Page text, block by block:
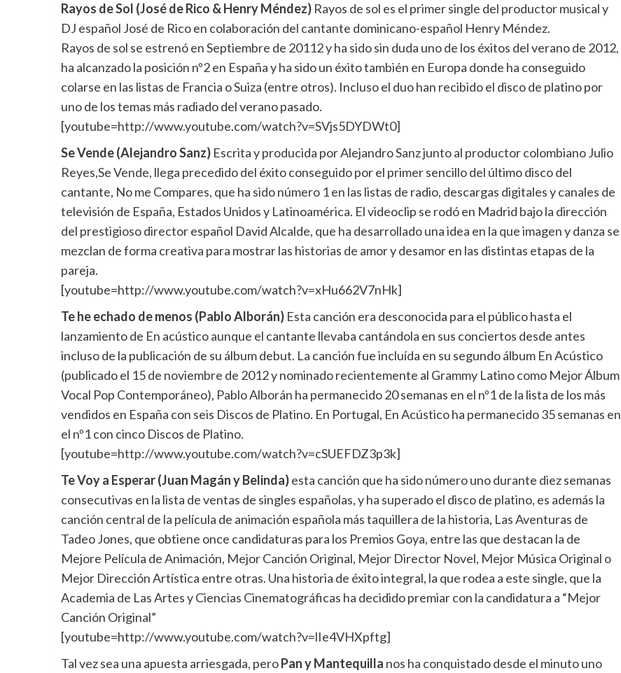
Rayos de Sol (José de Rico & Henry Méndez) Rayos de sol es el primer single del productor musical y
DJ español José de Rico en colaboración del cantante dominicano-español Henry Méndez.
Rayos de sol se estrenó en Septiembre de 20112 y ha sido sin duda uno de los éxitos del verano de 2012,
ha alcanzado la posición nº2 en España y ha sido un éxito también en Europa donde ha conseguido
colarse en las listas de Francia o Suiza (entre otros). Incluso el duo han recibido el disco de platino por
uno de los temas más radiado del verano pasado.
[youtube=http://www.youtube.com/watch?v=SVjs5DYDWt0]
Se Vende (Alejandro Sanz) Escrita y producida por Alejandro Sanz junto al productor colombiano Julio
Reyes,Se Vende, llega precedido del éxito conseguido por el primer sencillo del último disco del
cantante, No me Compares, que ha sido número 1 en las listas de radio, descargas digitales y canales de
televisión de España, Estados Unidos y Latinoamérica. El videoclip se rodó en Madrid bajo la dirección
del prestigioso director español David Alcalde, que ha desarrollado una idea en la que imagen y danza se
mezclan de forma creativa para mostrar las historias de amor y desamor en las distintas etapas de la
pareja.
[youtube=http://www.youtube.com/watch?v=xHu662V7nHk]
Te he echado de menos (Pablo Alborán) Esta canción era desconocida para el público hasta el
lanzamiento de En acústico aunque el cantante llevaba cantándola en sus conciertos desde antes
incluso de la publicación de su álbum debut. La canción fue incluída en su segundo álbum En Acústico
(publicado el 15 de noviembre de 2012 y nominado recientemente al Grammy Latino como Mejor Álbum
Vocal Pop Contemporáneo), Pablo Alborán ha permanecido 20 semanas en el nº1 de la lista de los más
vendidos en España con seis Discos de Platino. En Portugal, En Acústico ha permanecido 35 semanas en
el nº1 con cinco Discos de Platino.
[youtube=http://www.youtube.com/watch?v=cSUEFDZ3p3k]
Te Voy a Esperar (Juan Magán y Belinda)esta canción que ha sido número uno durante diez semanas
consecutivas en la lista de ventas de singles españolas, y ha superado el disco de platino, es además la
canción central de la película de animación española más taquillera de la historia, Las Aventuras de
Tadeo Jones, que obtiene once candidaturas para los Premios Goya, entre las que destacan la de
Mejore Película de Animación, Mejor Canción Original, Mejor Director Novel, Mejor Música Original o
Mejor Dirección Artística entre otras. Una historia de éxito integral, la que rodea a este single, que la
Academia de Las Artes y Ciencias Cinematográficas ha decidido premiar con la candidatura a “Mejor
Canción Original”
[youtube=http://www.youtube.com/watch?v=lIe4VHXpftg]
Tal vez sea una apuesta arriesgada, peroPan y Mantequilla nos ha conquistado desde el minuto uno